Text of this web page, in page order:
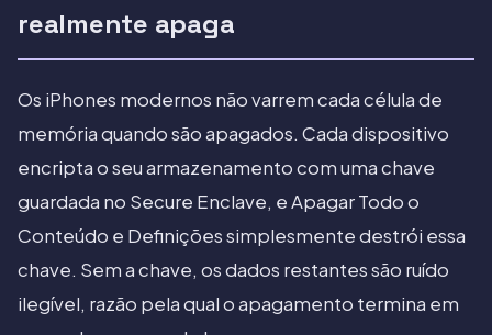
realmente apaga
Os iPhones modernos não varrem cada célula de
memória quando são apagados. Cada dispositivo
encripta o seu armazenamento com uma chave
guardada no Secure Enclave, e Apagar Todo o
Conteúdo e Definições simplesmente destrói essa
chave. Sem a chave, os dados restantes são ruído
ilegível, razão pela qual o apagamento termina em